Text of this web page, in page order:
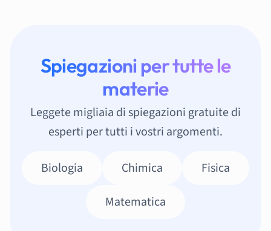
Spiegazioni per tutte le
materie
Leggete migliaia di spiegazioni gratuite di
esperti per tutti i vostri argomenti.
Biologia Chimica
Fisica
Matematica